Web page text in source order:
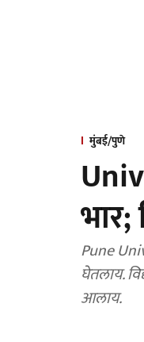
मुंबई/पुणे
भार;
Pune University Hikes
घेतलाय.
आलाय.